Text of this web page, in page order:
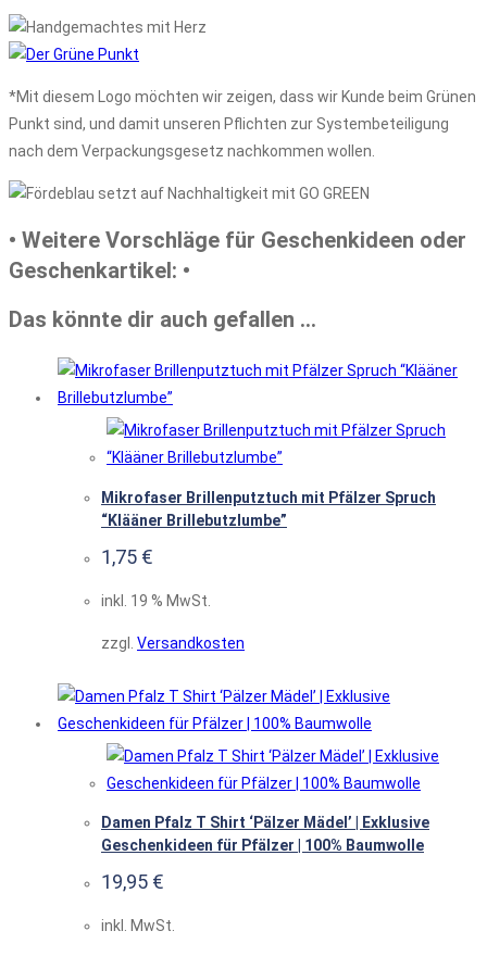
*Mit diesem Logo möchten wir zeigen, dass wir Kunde beim Grünen
Punkt sind, und damit unseren Pflichten zur Systembeteiligung
nach dem Verpackungsgesetz nachkommen wollen.
• Weitere Vorschläge für Geschenkideen oder
Geschenkartikel: •
Das könnte dir auch gefallen …
Mikrofaser Brillenputztuch mit Pfälzer Spruch
“Klääner Brillebutzlumbe”
1,75 €
inkl. 19 % MwSt.
zzgl. Versandkosten
Damen Pfalz T Shirt ‘Pälzer Mädel’ | Exklusive
Geschenkideen für Pfälzer | 100% Baumwolle
19,95 €
inkl. MwSt.